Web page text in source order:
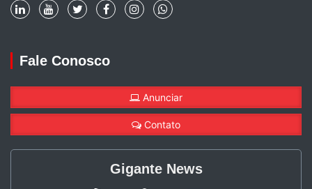
Fale Conosco
Anunciar
Contato
Gigante News